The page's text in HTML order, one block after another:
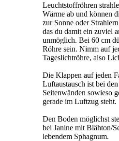
Leuchtstoffröhren
Wärme ab und können
zur Sonne oder
das du damit ein zuviel
unmöglich. Bei 60 cm
Röhre sein. Nimm auf
Tageslichtröhre, also
Die Klappen auf jeden
Luftaustausch ist bei den
Seitenwänden sowieso
gerade im Luftzug steht.
Den Boden möglichst
bei Janine mit Blähton/
lebendem Sphagnum.